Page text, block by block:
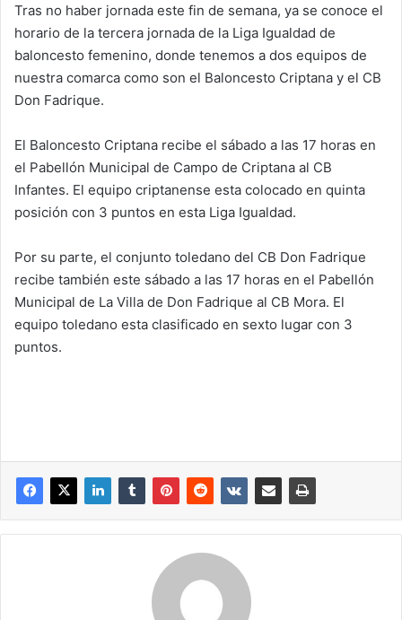
Tras no haber jornada este fin de semana, ya se conoce el
horario de la tercera jornada de la Liga Igualdad de
baloncesto femenino, donde tenemos a dos equipos de
nuestra comarca como son el Baloncesto Criptana y el CB
Don Fadrique.
El Baloncesto Criptana recibe el sábado a las 17 horas en
el Pabellón Municipal de Campo de Criptana al CB
Infantes. El equipo criptanense esta colocado en quinta
posición con 3 puntos en esta Liga Igualdad.
Por su parte, el conjunto toledano del CB Don Fadrique
recibe también este sábado a las 17 horas en el Pabellón
Municipal de La Villa de Don Fadrique al CB Mora. El
equipo toledano esta clasificado en sexto lugar con 3
puntos.